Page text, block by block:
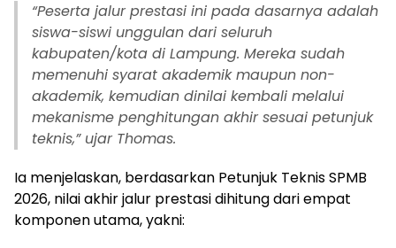
“Peserta jalur prestasi ini pada dasarnya adalah
siswa-siswi unggulan dari seluruh
kabupaten/kota di Lampung. Mereka sudah
memenuhi syarat akademik maupun non-
akademik, kemudian dinilai kembali melalui
mekanisme penghitungan akhir sesuai petunjuk
teknis,” ujar Thomas.
Ia menjelaskan, berdasarkan Petunjuk Teknis SPMB
2026, nilai akhir jalur prestasi dihitung dari empat
komponen utama, yakni: